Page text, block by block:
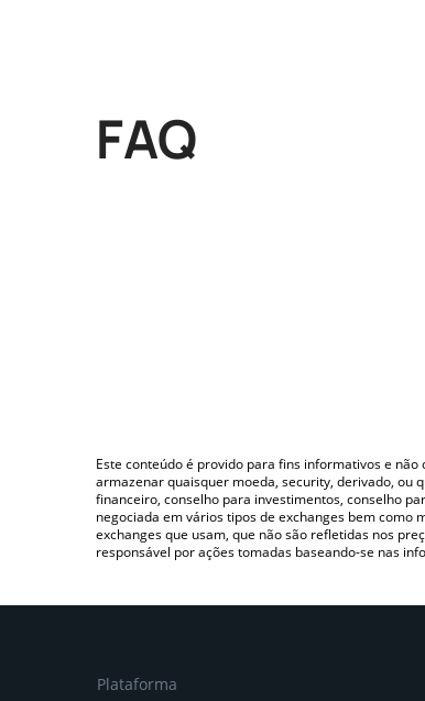
FAQ
Este conteúdo é provido para fins informativos e
armazenar quaisquer moeda, security, derivado, ou
financeiro, conselho para investimentos, conselho
negociada em vários tipos de exchanges bem
exchanges que usam, que não são refletidas nos
responsável por ações tomadas baseando-se nas
Plataforma